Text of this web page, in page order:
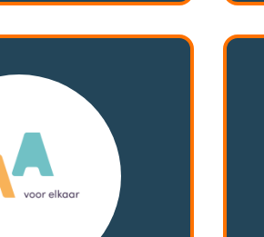
trainingen, events,
topsport toernooien met
hebben als de
trainen we onze eigen
en internationaal door
heen touren.